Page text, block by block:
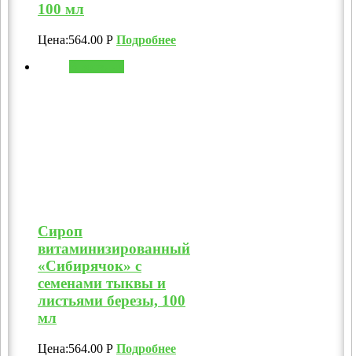
100 мл
Цена:564.00 Р Подробнее
Сироп
витаминизированный
«Сибирячок» с
семенами тыквы и
листьями березы, 100
мл
Цена:564.00 Р Подробнее